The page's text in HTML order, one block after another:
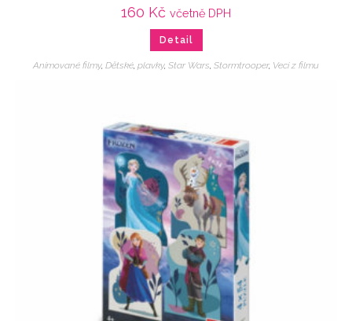
160 Kč včetně DPH
Detail
Animované filmy, Dětské, plavky, Star Wars, Stormtrooper, Veci z filmu